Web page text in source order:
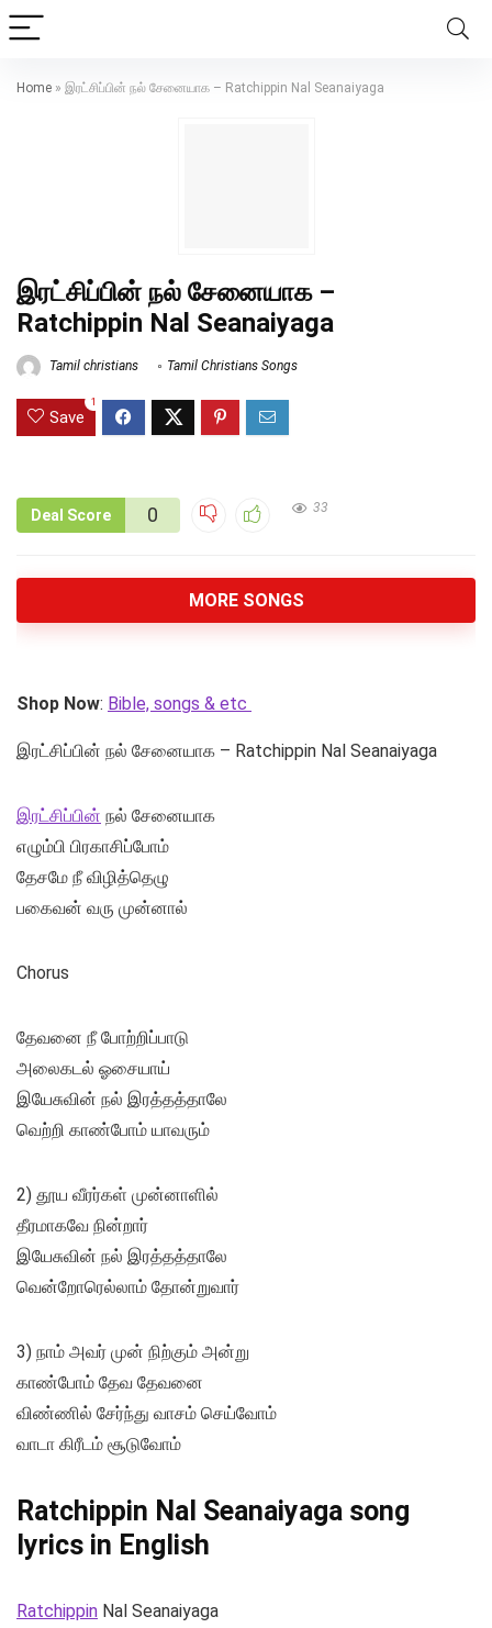
Home » இரட்சிப்பின் நல் சேனையாக – Ratchippin Nal Seanaiyaga
இரட்சிப்பின் நல் சேனையாக –
Ratchippin Nal Seanaiyaga
Tamil christians Tamil Christians Songs
Save
1
Deal Score 0 33
MORE SONGS
Shop Now: Bible, songs & etc
இரட்சிப்பின் நல் சேனையாக – Ratchippin Nal Seanaiyaga
இரட்சிப்பின் நல் சேனையாக
எழும்பி பிரகாசிப்போம்
தேசமே நீ விழித்தெழு
பகைவன் வரு முன்னால்
Chorus
தேவனை நீ போற்றிப்பாடு
அலைகடல் ஓசையாய்
இயேசுவின் நல் இரத்தத்தாலே
வெற்றி காண்போம் யாவரும்
2) தூய வீரர்கள் முன்னாளில்
தீரமாகவே நின்றார்
இயேசுவின் நல் இரத்தத்தாலே
வென்றோரெல்லாம் தோன்றுவார்
3) நாம் அவர் முன் நிற்கும் அன்று
காண்போம் தேவ தேவனை
விண்ணில் சேர்ந்து வாசம் செய்வோம்
வாடா கிரீடம் சூடுவோம்
Ratchippin Nal Seanaiyaga song
lyrics in English
Ratchippin Nal Seanaiyaga